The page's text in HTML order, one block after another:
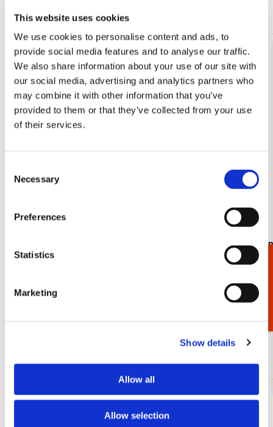
This website uses cookies
We use cookies to personalise content and ads, to
provide social media features and to analyse our traffic.
We also share information about your use of our site with
our social media, advertising and analytics partners who
may combine it with other information that you’ve
provided to them or that they’ve collected from your use
of their services.
Selection
Necessary
Preferences
Statistics
Marketing
Show details
Allow all
Allow selection
Toevoegen
aan
verlanglijst
Theater? Charlotte Salomon, JHM
Jan
Cadeaukiezer